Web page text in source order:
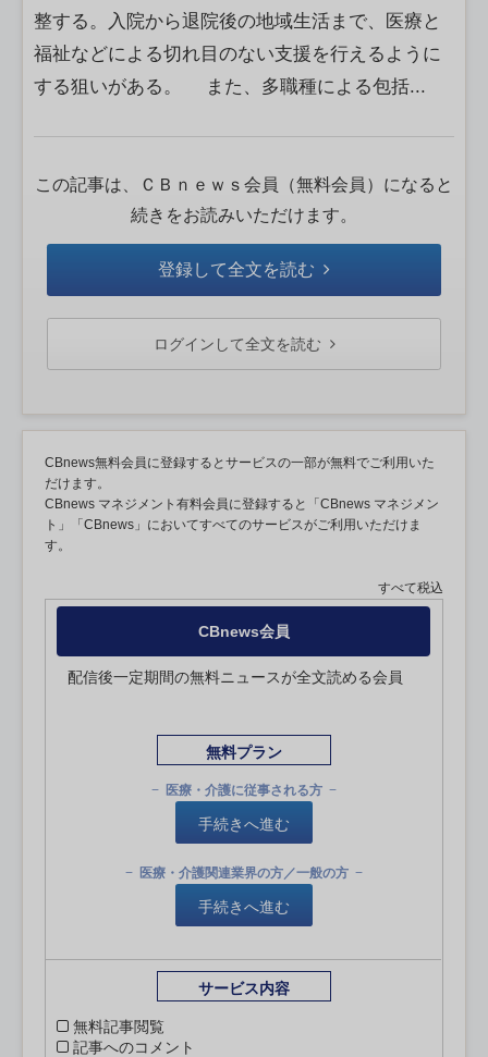
整する。入院から退院後の地域生活まで、医療と
福祉などによる切れ目のない支援を行えるように
する狙いがある。 また、多職種による包括...
この記事は、ＣＢｎｅｗｓ会員（無料会員）になると
続きをお読みいただけます。
登録して全文を読む
ログインして全文を読む
CBnews無料会員に登録するとサービスの一部が無料でご利用いた
だけます。
CBnews マネジメント有料会員に登録すると「CBnews マネジメン
ト」「CBnews」においてすべてのサービスがご利用いただけま
す。
すべて税込
CBnews会員
配信後一定期間の無料ニュースが全文読める会員
無料プラン
医療・介護に従事される方
手続きへ進む
医療・介護関連業界の方／一般の方
手続きへ進む
サービス内容
無料記事閲覧
記事へのコメント